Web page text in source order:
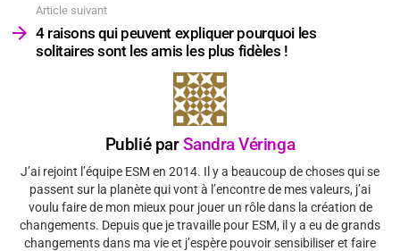
Article suivant
4 raisons qui peuvent expliquer pourquoi les
solitaires sont les amis les plus fidèles !
Publié parSandra Véringa
J’ai rejoint l’équipe ESM en 2014. Il y a beaucoup de choses qui se
passent sur la planète qui vont à l’encontre de mes valeurs, j’ai
voulu faire de mon mieux pour jouer un rôle dans la création de
changements. Depuis que je travaille pour ESM, il y a eu de grands
changements dans ma vie et j’espère pouvoir sensibiliser et faire